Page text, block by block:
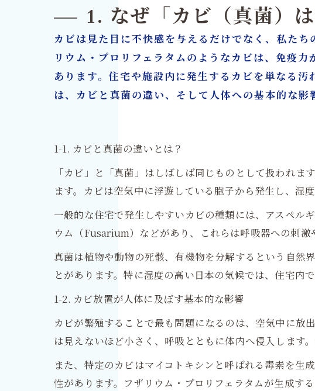
7. カビ問題を根本
8. リフォームとカ
9-1. 表面処理では
10. まとめ：健康被
カビ取り・リフォー
1. なぜ「カビ（真菌）
カビは見た目に不快感を与えるだけでなく、私た
リウム・プロリフェラタムのようなカビは、免疫
あります。住宅や施設内に発生するカビを単なる
は、カビと真菌の違い、そして人体への基本的な影
1-1. カビと真菌の違いとは？
「カビ」と「真菌」はしばしば同じものとして扱われ
ます。カビは空気中に浮遊している胞子から発生し、湿
一般的な住宅で発生しやすいカビの種類には、アスペ
ウム（Fusarium）などがあり、これらは呼吸器への刺激
真菌は植物や動物の死骸、有機物を分解するという自然
とがあります。特に湿度の高い日本の気候では、住宅内
1-2. カビ放置が人体に及ぼす基本的な影響
カビが繁殖することで最も問題になるのは、空気中に放
は見えないほど小さく、呼吸とともに体内へ侵入します
また、特定のカビはマイコトキシンと呼ばれる毒素を生
性があります。フザリウム・プロリフェラタムが生成す